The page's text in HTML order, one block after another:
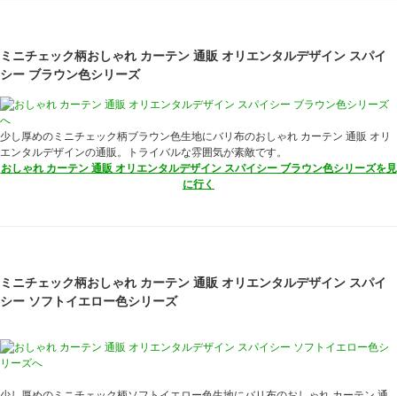
ミニチェック柄おしゃれ カーテン 通販 オリエンタルデザイン スパイ
シー ブラウン色シリーズ
少し厚めのミニチェック柄ブラウン色生地にバリ布のおしゃれ カーテン 通販 オリ
エンタルデザインの通販。トライバルな雰囲気が素敵です。
おしゃれ カーテン 通販 オリエンタルデザイン スパイシー ブラウン色シリーズを見
に行く
ミニチェック柄おしゃれ カーテン 通販 オリエンタルデザイン スパイ
シー ソフトイエロー色シリーズ